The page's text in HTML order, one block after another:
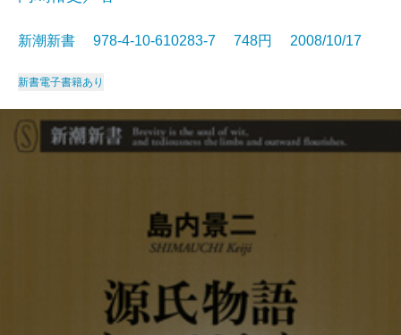
新潮新書 978-4-10-610283-7 748円 2008/10/17
新書電子書籍あり